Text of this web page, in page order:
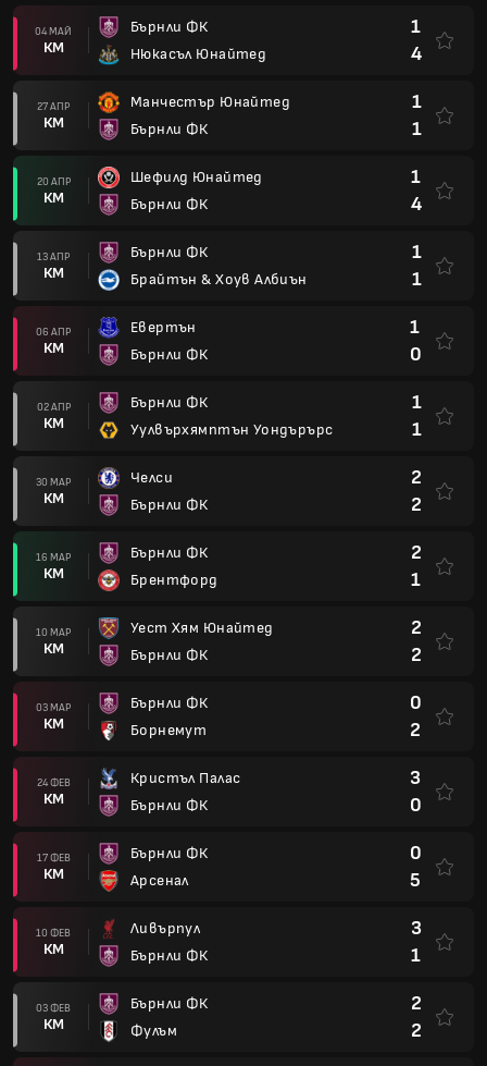
04 МАЙ
КМ
Бърнли ФК
Нюкасъл Юнайтед
1
4
27 АПР
КМ
Манчестър Юнайтед
Бърнли ФК
1
1
20 АПР
КМ
Шефилд Юнайтед
Бърнли ФК
1
4
13 АПР
КМ
Бърнли ФК
Брайтън & Хоув Албиън
1
1
06 АПР
КМ
Евертън
Бърнли ФК
1
0
02 АПР
КМ
Бърнли ФК
Уулвърхямптън Уондърърс
1
1
30 МАР
КМ
Челси
Бърнли ФК
2
2
16 МАР
КМ
Бърнли ФК
Брентфорд
2
1
10 МАР
КМ
Уест Хям Юнайтед
Бърнли ФК
2
2
03 МАР
КМ
Бърнли ФК
Борнемут
0
2
24 ФЕВ
КМ
Кристъл Палас
Бърнли ФК
3
0
17 ФЕВ
КМ
Бърнли ФК
Арсенал
0
5
10 ФЕВ
КМ
Ливърпул
Бърнли ФК
3
1
03 ФЕВ
КМ
Бърнли ФК
Фулъм
2
2